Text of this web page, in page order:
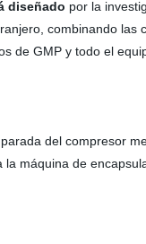
diseñado por la
combinando
de GMP y todo el
del compresor
máquina de